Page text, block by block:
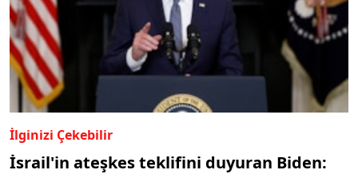
İlginizi Çekebilir
İsrail'in ateşkes teklifini duyuran Biden: